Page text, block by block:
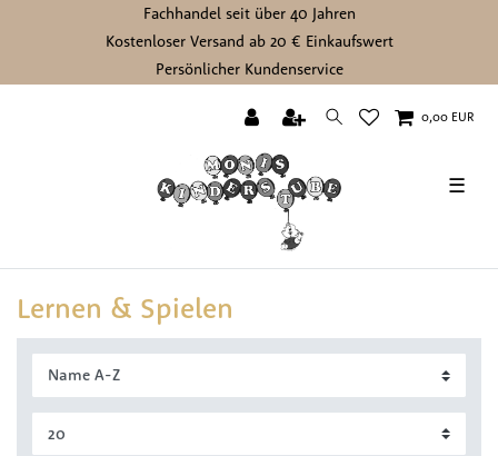
Fachhandel seit über 40 Jahren
Kostenloser Versand ab 20 € Einkaufswert
Persönlicher Kundenservice
0,00 EUR
☰
Lernen & Spielen